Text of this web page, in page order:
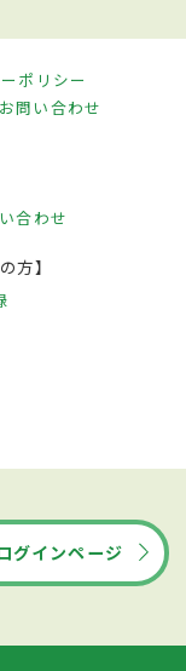
ポリシー
お問い合わせ
合わせ
方】
グインページ